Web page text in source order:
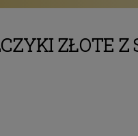
ZŁOTE Z